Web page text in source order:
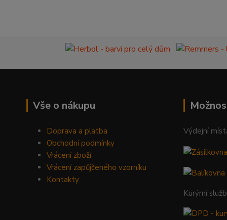
Vše o nákupu
Doprava a platba
Obchodní podmínky
Vrácení zboží
Vrácení zapůjčeného vzorníku
Kontakty
Výdejní
Kurýrní